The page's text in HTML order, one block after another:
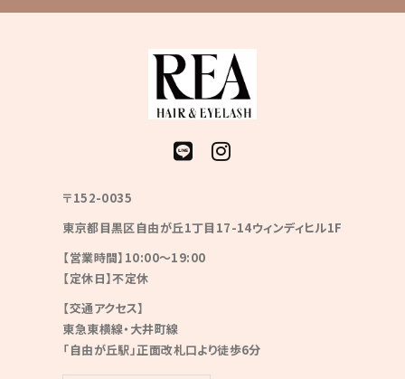
〒152-0035
東京都目黒区自由が丘1丁目17-14ウィンディヒル1F
【営業時間】10:00〜19:00
【定休日】不定休
【交通アクセス】
東急東横線・大井町線
「自由が丘駅」正面改札口より徒歩6分